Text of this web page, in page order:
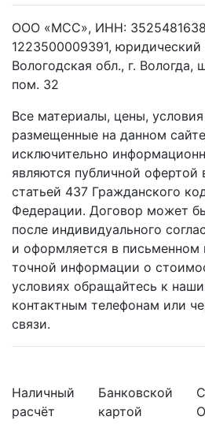
ООО «МСС», ИНН:
1223500009391, юридический
Вологодская обл., г.
пом. 32
Все материалы, цены,
размещенные на данном
исключительно
являются публичной офертой
статьей 437 Гражданского
Федерации. Договор может
после индивидуального
и оформляется в письменном
точной информации о
условиях обращайтесь к
контактным телефонам или
связи.
Наличный
расчёт
Банковской
картой